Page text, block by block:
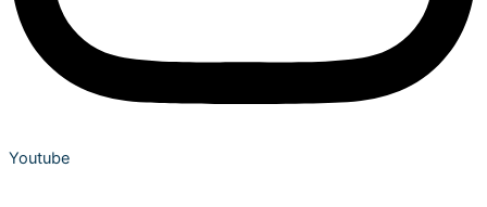
Youtube